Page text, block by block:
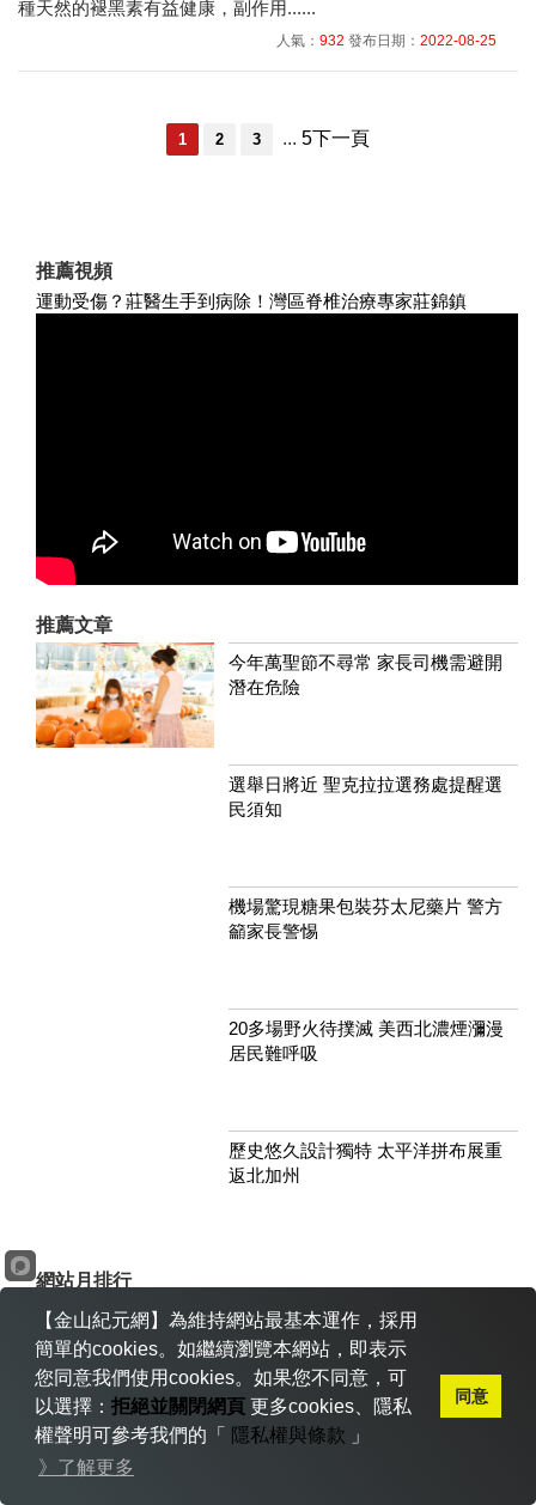
種天然的褪黑素有益健康，副作用......
人氣： 932 發布日期： 2022-08-25
1 2 3 ... 5下一頁
推薦視頻
運動受傷？莊醫生手到病除！灣區脊椎治療專家莊錦鎮
推薦文章
今年萬聖節不尋常 家長司機需避開
潛在危險
選舉日將近 聖克拉拉選務處提醒選
民須知
機場驚現糖果包裝芬太尼藥片 警方
籲家長警惕
20多場野火待撲滅 美西北濃煙瀰漫
居民難呼吸
歷史悠久設計獨特 太平洋拼布展重
返北加州
網站月排行
點擊
跟帖 投票
隨機文章
研究發現地球位於直徑一千光年宇宙
泡中
【金山紀元網】為維持網站最基本運作，採用
簡單的cookies。如繼續瀏覽本網站，即表示
您同意我們使用cookies。如果您不同意，可
以選擇： 拒絕並關閉網頁更多cookies、隱私
權聲明可參考我們的「
隱私權與條款 」
》了解更多
同意